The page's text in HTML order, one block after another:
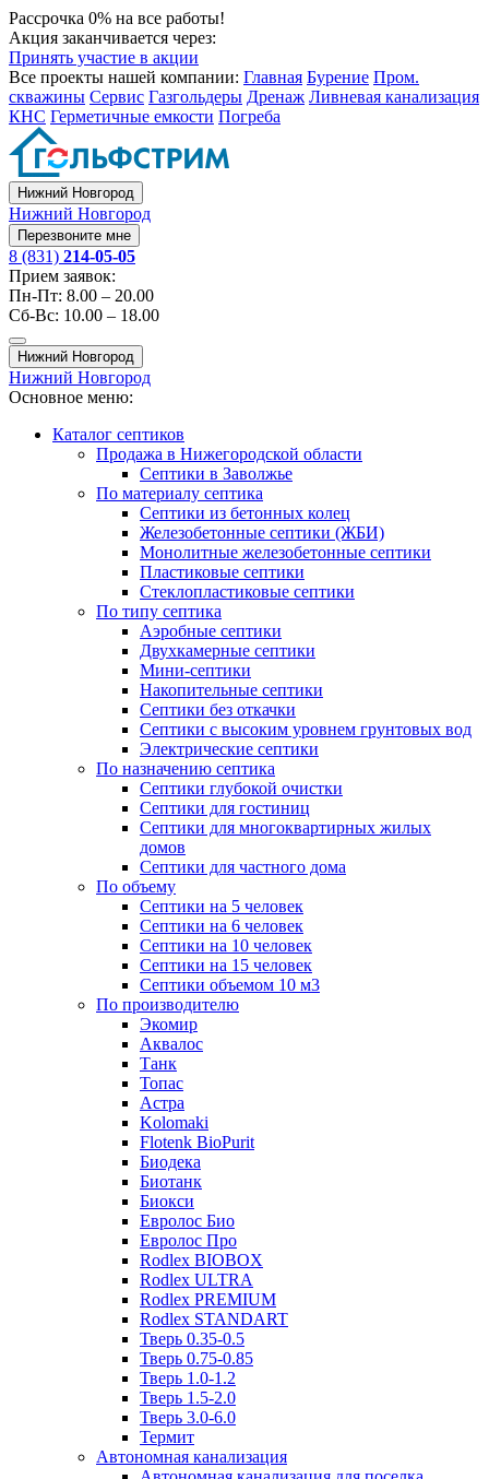
Рассрочка 0% на все работы!
Акция заканчивается через:
Принять участие в акции
Все проекты нашей компании: Главная Бурение Пром.
скважины Сервис Газгольдеры Дренаж Ливневая канализация
КНС Герметичные емкости Погреба
Нижний Новгород
Нижний Новгород
Перезвоните мне
8 (831) 214-05-05
Прием заявок:
Пн-Пт: 8.00 – 20.00
Сб-Вс: 10.00 – 18.00
Нижний Новгород
Нижний Новгород
Основное меню:
Каталог септиков
Продажа в Нижегородской области
Септики в Заволжье
По материалу септика
Септики из бетонных колец
Железобетонные септики (ЖБИ)
Монолитные железобетонные септики
Пластиковые септики
Стеклопластиковые септики
По типу септика
Аэробные септики
Двухкамерные септики
Мини-септики
Накопительные септики
Септики без откачки
Септики с высоким уровнем грунтовых вод
Электрические септики
По назначению септика
Септики глубокой очистки
Септики для гостиниц
Септики для многоквартирных жилых
домов
Септики для частного дома
По объему
Септики на 5 человек
Септики на 6 человек
Септики на 10 человек
Септики на 15 человек
Септики объемом 10 м3
По производителю
Экомир
Аквалос
Танк
Топас
Астра
Kolomaki
Flotenk BioPurit
Биодека
Биотанк
Биокси
Евролос Био
Евролос Про
Rodlex BIOBOX
Rodlex ULTRA
Rodlex PREMIUM
Rodlex STANDART
Тверь 0.35-0.5
Тверь 0.75-0.85
Тверь 1.0-1.2
Тверь 1.5-2.0
Тверь 3.0-6.0
Термит
Автономная канализация